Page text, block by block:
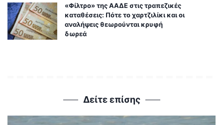
«Φίλτρο» της ΑΑΔΕ στις τραπεζικές
καταθέσεις: Πότε το χαρτζιλίκι και οι
αναλήψεις θεωρούνται κρυφή
δωρεά
Δείτε επίσης